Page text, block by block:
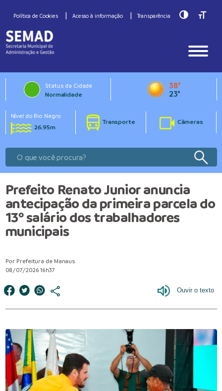
Política de Cookies Acesso à informação Transparência Toggle
Status da Cidade
Normalidade
38°
23°
Nível do Rio Negro
26.95m
Transporte Câmeras
Prefeito Renato Junior anuncia
antecipação da primeira parcela do
13º salário dos trabalhadores
municipais
Por Prefeitura de Manaus
08/07/2026 16h37